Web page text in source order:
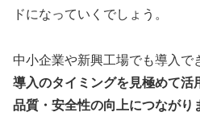
ドになっていくでしょう。
中小企業や新興工場でも導入で
導入のタイミングを見極めて活
品質・安全性の向上につながり